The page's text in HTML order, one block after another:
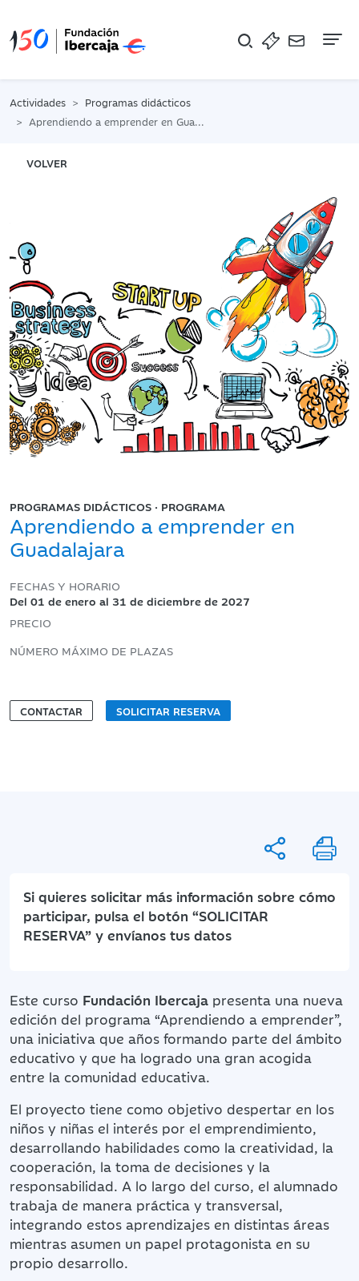
Actividades
Programas didácticos
Aprendiendo a emprender en Guadalajara
VOLVER
PROGRAMAS DIDÁCTICOS · PROGRAMA
Aprendiendo a emprender en
Guadalajara
FECHAS Y HORARIO
Del 01 de enero al 31 de diciembre de 2027
PRECIO
NÚMERO MÁXIMO DE PLAZAS
CONTACTAR SOLICITAR RESERVA
Si quieres solicitar más información sobre cómo
participar, pulsa el botón “SOLICITAR
RESERVA” y envíanos tus datos
Este curso Fundación Ibercaja presenta una nueva
edición del programa “Aprendiendo a emprender”,
una iniciativa que años formando parte del ámbito
educativo y que ha logrado una gran acogida
entre la comunidad educativa.
El proyecto tiene como objetivo despertar en los
niños y niñas el interés por el emprendimiento,
desarrollando habilidades como la creatividad, la
cooperación, la toma de decisiones y la
responsabilidad. A lo largo del curso, el alumnado
trabaja de manera práctica y transversal,
integrando estos aprendizajes en distintas áreas
mientras asumen un papel protagonista en su
propio desarrollo.